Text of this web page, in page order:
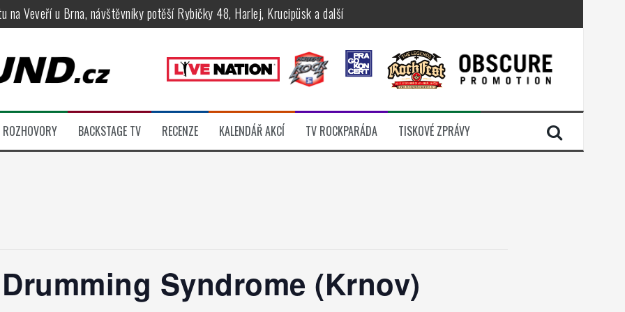
na Veveří u Brna, návštěvníky potěší Rybičky 48, Harlej, Krucipüsk a další
Apocalyptica, legendární Root i s Big Bossem či velká párty s Green Jellÿ
legendy Anthrax a Accept
legendárních Camden parties, propojí rockovou hudbu s uměním i komunitou
ROZHOVORY BACKSTAGE TV RECENZE KALENDÁŘ AKCÍ TV ROCKPARÁDA TISKOVÉ ZPRÁVY
Syndrome (Krnov)